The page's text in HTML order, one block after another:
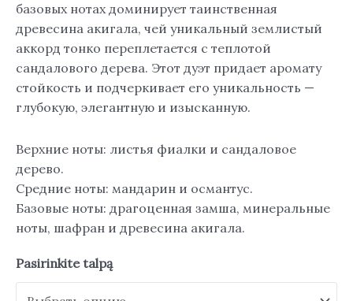
базовых нотах доминирует таинственная
древесина акигала, чей уникальный землистый
аккорд тонко переплетается с теплотой
сандалового дерева. Этот дуэт придает аромату
стойкость и подчеркивает его уникальность —
глубокую, элегантную и изысканную.
Верхние ноты: листья фиалки и сандаловое
дерево.
Средние ноты: мандарин и османтус.
Базовые ноты: драгоценная замша, минеральные
ноты, шафран и древесина акигала.
Pasirinkite talpą